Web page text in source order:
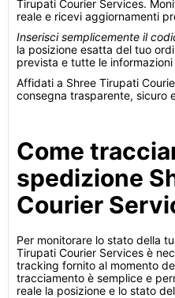
Tirupati Courier Services.
reale e ricevi aggiornamenti
Inserisci semplicemente il
la posizione esatta del tuo
prevista e tutte le
Affidati a Shree Tirupati
consegna trasparente, sicuro
Come
spedizione
Courier
Per monitorare lo stato della
Tirupati Courier Services è
tracking fornito al momento
tracciamento è semplice e
reale la posizione e lo stato